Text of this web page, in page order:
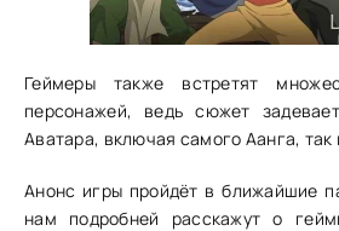
Геймеры также встретят
персонажей, ведь сюжет
Аватара, включая самого Аанга, так
Анонс игры пройдёт в ближайшие
нам подробней расскажут о